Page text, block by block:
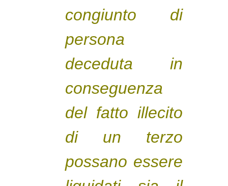
congiunto di
persona
deceduta in
conseguenza
del fatto illecito
di un terzo
possano essere